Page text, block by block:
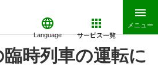
Language サービス一覧
メニュー
時列車の運転に